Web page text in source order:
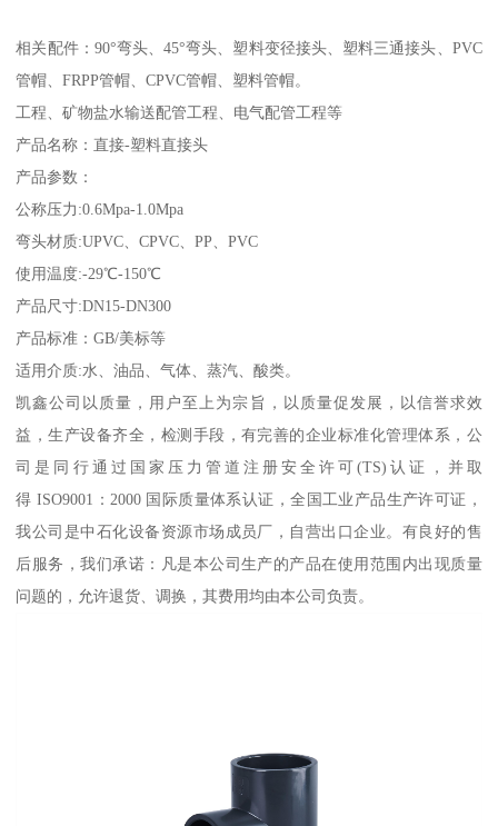
相关配件：90°弯头、45°弯头、塑料变径接头、塑料三通接头、PVC
管帽、FRPP管帽、CPVC管帽、塑料管帽。
工程、矿物盐水输送配管工程、电气配管工程等
产品名称：直接-塑料直接头
产品参数：
公称压力:0.6Mpa-1.0Mpa
弯头材质:UPVC、CPVC、PP、PVC
使用温度:-29℃-150℃
产品尺寸:DN15-DN300
产品标准：GB/美标等
适用介质:水、油品、气体、蒸汽、酸类。
凯鑫公司以质量，用户至上为宗旨，以质量促发展，以信誉求效
益，生产设备齐全，检测手段，有完善的企业标准化管理体系，公
司是同行通过国家压力管道注册安全许可(TS)认证，并取
得 ISO9001：2000 国际质量体系认证，全国工业产品生产许可证，
我公司是中石化设备资源市场成员厂，自营出口企业。有良好的售
后服务，我们承诺：凡是本公司生产的产品在使用范围内出现质量
问题的，允许退货、调换，其费用均由本公司负责。